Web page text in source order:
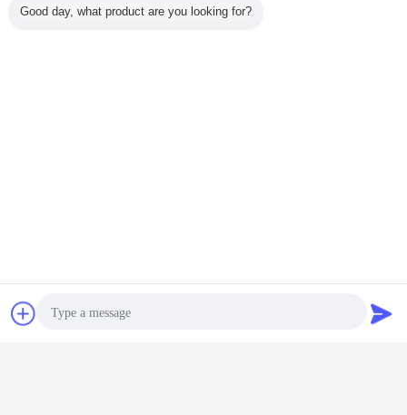
চ্যাট
Good day, what product are you looking for?